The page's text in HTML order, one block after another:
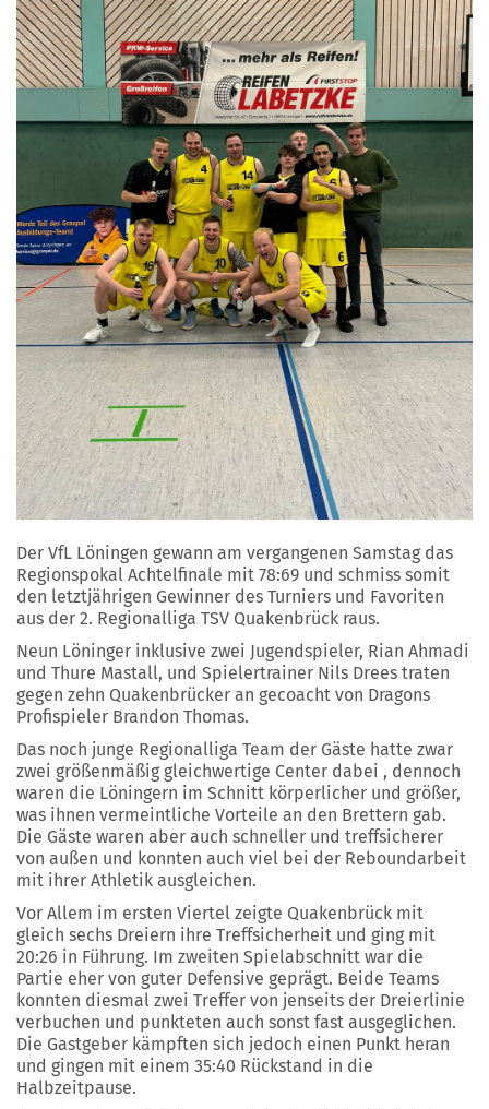
Der VfL Löningen gewann am vergangenen Samstag das
Regionspokal Achtelfinale mit 78:69 und schmiss somit
den letztjährigen Gewinner des Turniers und Favoriten
aus der 2. Regionalliga TSV Quakenbrück raus.
Neun Löninger inklusive zwei Jugendspieler, Rian Ahmadi
und Thure Mastall, und Spielertrainer Nils Drees traten
gegen zehn Quakenbrücker an gecoacht von Dragons
Profispieler Brandon Thomas.
Das noch junge Regionalliga Team der Gäste hatte zwar
zwei größenmäßig gleichwertige Center dabei , dennoch
waren die Löningern im Schnitt körperlicher und größer,
was ihnen vermeintliche Vorteile an den Brettern gab.
Die Gäste waren aber auch schneller und treffsicherer
von außen und konnten auch viel bei der Reboundarbeit
mit ihrer Athletik ausgleichen.
Vor Allem im ersten Viertel zeigte Quakenbrück mit
gleich sechs Dreiern ihre Treffsicherheit und ging mit
20:26 in Führung. Im zweiten Spielabschnitt war die
Partie eher von guter Defensive geprägt. Beide Teams
konnten diesmal zwei Treffer von jenseits der Dreierlinie
verbuchen und punkteten auch sonst fast ausgeglichen.
Die Gastgeber kämpften sich jedoch einen Punkt heran
und gingen mit einem 35:40 Rückstand in die
Halbzeitpause.